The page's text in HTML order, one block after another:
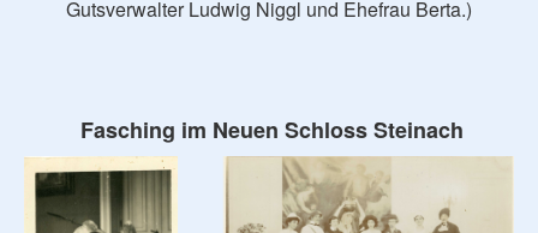
Gutsverwalter Ludwig Niggl und Ehefrau Berta.)
Fasching im Neuen Schloss Steinach